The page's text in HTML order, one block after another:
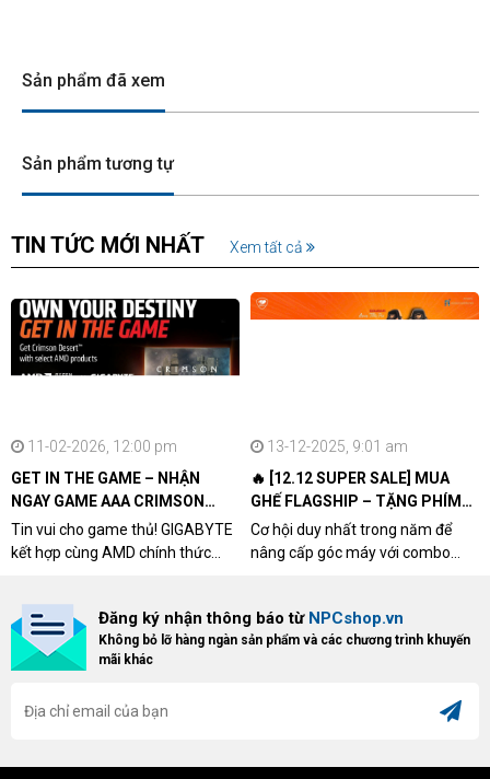
Sản phẩm đã xem
Sản phẩm tương tự
TIN TỨC MỚI NHẤT Xem tất cả
11-02-2026, 12:00 pm
GET IN THE GAME – NHẬN
NGAY GAME AAA CRIMSON
DESERT CÙNG GIGABYTE &
AMD
Tin vui cho game thủ! GIGABYTE
kết hợp cùng AMD chính thức
khách hàng sở hữu VGA Radeon
RX 9070 / RX 9070 XT.
13-12-2025, 9:01 am
🔥 [12.12 SUPER SALE] MUA
GHẾ FLAGSHIP – TẶNG PHÍM
CƠ XỊN
Cơ hội duy nhất trong năm để
nâng cấp góc máy với combo
dòng ghế Gaming cao cấp nhất,
bạn sẽ nhận ngay quà tặng trị giá
Đăng ký nhận thông báo từ NPCshop.vn
Không bỏ lỡ hàng ngàn sản phẩm và các chương trình khuyến
mãi khác